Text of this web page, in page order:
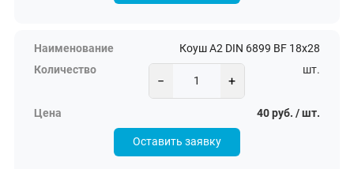
Коуш А2 DIN 6899 BF 18х28
− +
шт.
40 руб. / шт.
Оставить заявку